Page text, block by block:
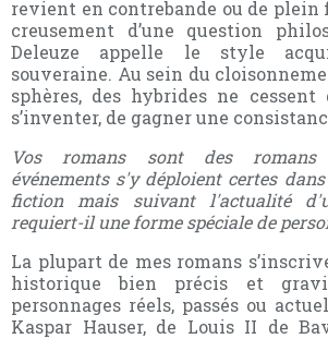
revient en contrebande ou de plein
creusement d’une question
Deleuze appelle le style
souveraine. Au sein du
sphères, des hybrides ne cessent
s’inventer, de gagner une
Vos romans sont des romans
événements s'y déploient certes
fiction mais suivant l'actualité
requiert-il une forme spéciale de
La plupart de mes romans
historique bien précis et
personnages réels, passés ou
Kaspar Hauser, de Louis II de